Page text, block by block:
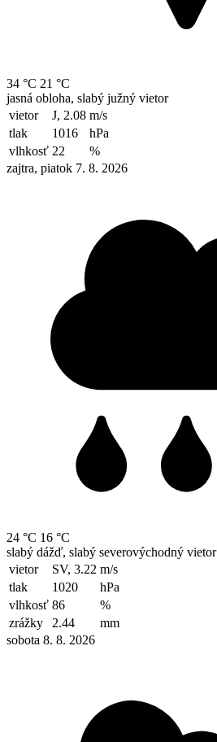
34 °C 21 °C
jasná obloha, slabý južný vietor
vietor
J, 2.08 m/s
tlak
1016
hPa
vlhkosť 22
%
zajtra, piatok 7. 8. 2026
24 °C 16 °C
slabý dážď, slabý severovýchodný vietor
vietor
SV, 3.22 m/s
tlak
1020
hPa
vlhkosť 86
%
zrážky
2.44
mm
sobota 8. 8. 2026